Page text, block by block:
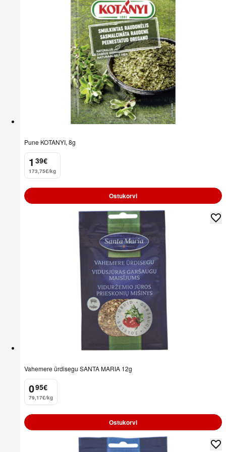
Pune KOTANYI, 8g
1
. 39€
173,75€/kg
Ostukorvi
Vahemere ürdisegu SANTA MARIA 12g
0
. 95€
79,17€/kg
Ostukorvi